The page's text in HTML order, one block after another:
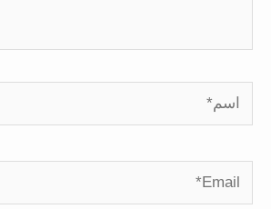
اسم*
Email*